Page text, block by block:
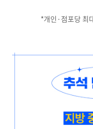
*개인·점포당 최